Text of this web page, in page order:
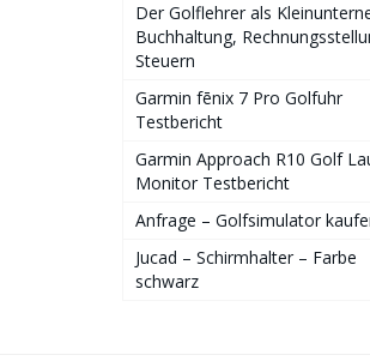
Der Golflehrer als
Buchhaltung,
Steuern
Garmin fēnix 7 Pro Golfuhr
Testbericht
Garmin Approach R10 Golf
Monitor Testbericht
Anfrage – Golfsimulator
Jucad – Schirmhalter – Farbe
schwarz